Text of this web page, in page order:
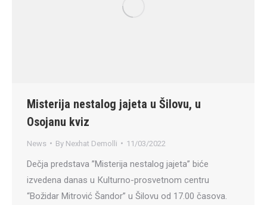
Misterija nestalog jajeta u Šilovu, u
Osojanu kviz
News By Nexhat Demolli 11/03/2022
Dečja predstava ’’Misterija nestalog jajeta’’ biće
izvedena danas u Кulturno-prosvetnom centru
“Božidar Mitrović Šandor” u Šilovu od 17.00 časova.